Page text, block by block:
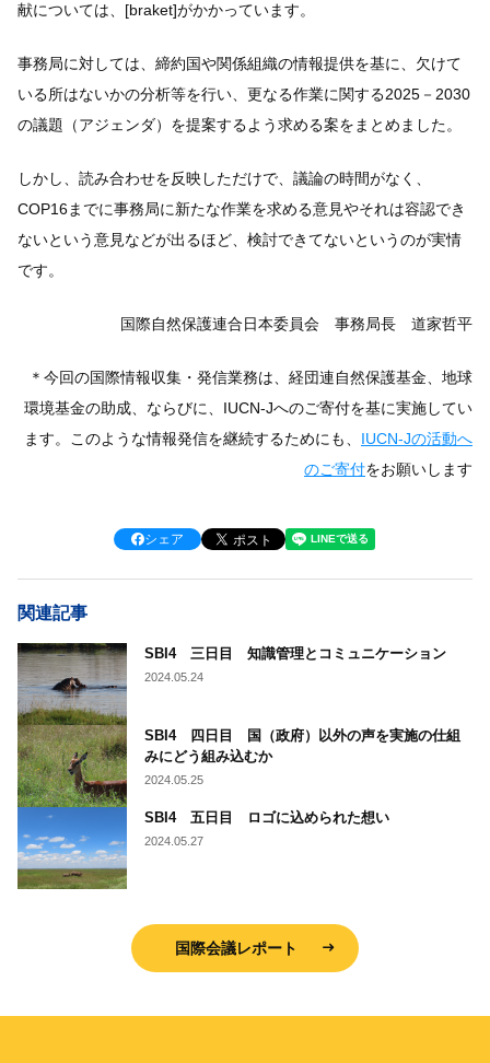
献については、[braket]がかかっています。
事務局に対しては、締約国や関係組織の情報提供を基に、欠けて
いる所はないかの分析等を行い、更なる作業に関する2025－2030
の議題（アジェンダ）を提案するよう求める案をまとめました。
しかし、読み合わせを反映しただけで、議論の時間がなく、
COP16までに事務局に新たな作業を求める意見やそれは容認でき
ないという意見などが出るほど、検討できてないというのが実情
です。
国際自然保護連合日本委員会 事務局長 道家哲平
＊今回の国際情報収集・発信業務は、経団連自然保護基金、地球
環境基金の助成、ならびに、IUCN-Jへのご寄付を基に実施してい
ます。このような情報発信を継続するためにも、 IUCN-Jの活動へ
のご寄付をお願いします
シェア
関連記事
SBI4 三日目 知識管理とコミュニケーション
2024.05.24
SBI4 四日目 国（政府）以外の声を実施の仕組
みにどう組み込むか
2024.05.25
SBI4 五日目 ロゴに込められた想い
2024.05.27
国際会議レポート